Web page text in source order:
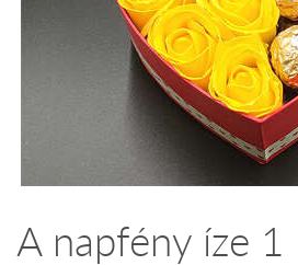
A napfény íze 1